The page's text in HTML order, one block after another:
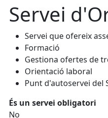
Servei
Servei que ofereix
Formació
Gestiona ofertes de
Orientació laboral
Punt d'autoservei del
És un servei obligatori
No